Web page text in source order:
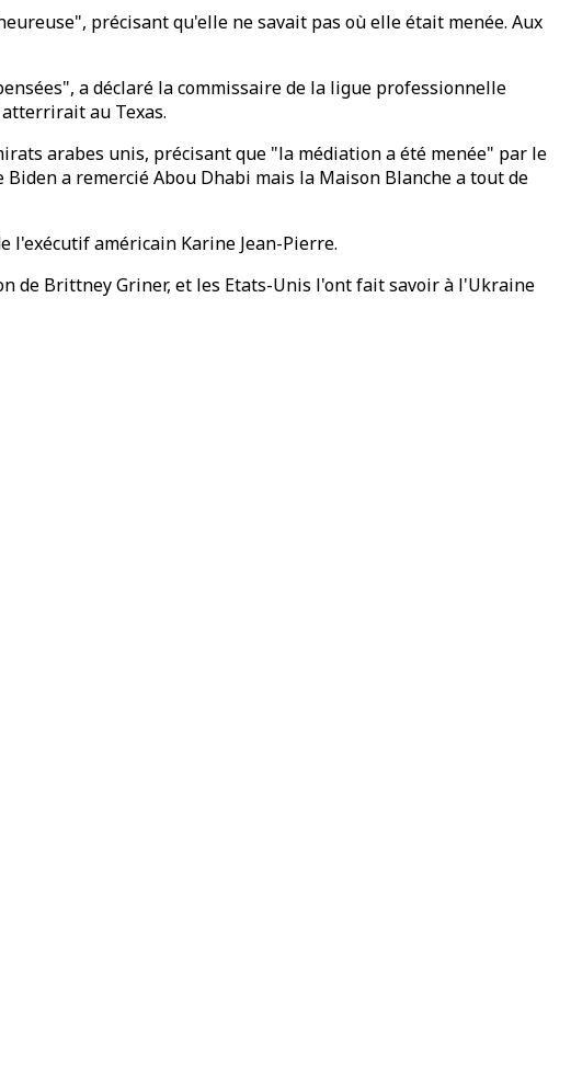
précisant qu'elle ne savait pas où elle était menée. Aux
a déclaré la commissaire de la ligue professionnelle
au Texas.
arabes unis, précisant que "la médiation a été menée" par le
a remercié Abou Dhabi mais la Maison Blanche a tout de
l'exécutif américain Karine Jean-Pierre.
de Brittney Griner, et les Etats-Unis l'ont fait savoir à l'Ukraine